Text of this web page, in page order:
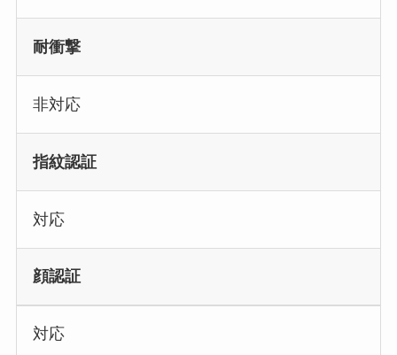
耐衝撃
非対応
指紋認証
対応
顔認証
対応